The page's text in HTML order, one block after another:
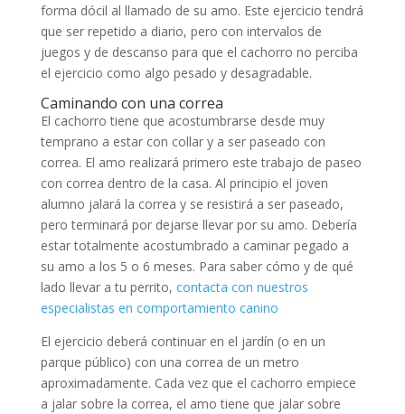
forma dócil al llamado de su amo. Este ejercicio tendrá
que ser repetido a diario, pero con intervalos de
juegos y de descanso para que el cachorro no perciba
el ejercicio como algo pesado y desagradable.
Caminando con una correa
El cachorro tiene que acostumbrarse desde muy
temprano a estar con collar y a ser paseado con
correa. El amo realizará primero este trabajo de paseo
con correa dentro de la casa. Al principio el joven
alumno jalará la correa y se resistirá a ser paseado,
pero terminará por dejarse llevar por su amo. Debería
estar totalmente acostumbrado a caminar pegado a
su amo a los 5 o 6 meses. Para saber cómo y de qué
lado llevar a tu perrito, contacta con nuestros
especialistas en comportamiento canino
El ejercicio deberá continuar en el jardín (o en un
parque público) con una correa de un metro
aproximadamente. Cada vez que el cachorro empiece
a jalar sobre la correa, el amo tiene que jalar sobre